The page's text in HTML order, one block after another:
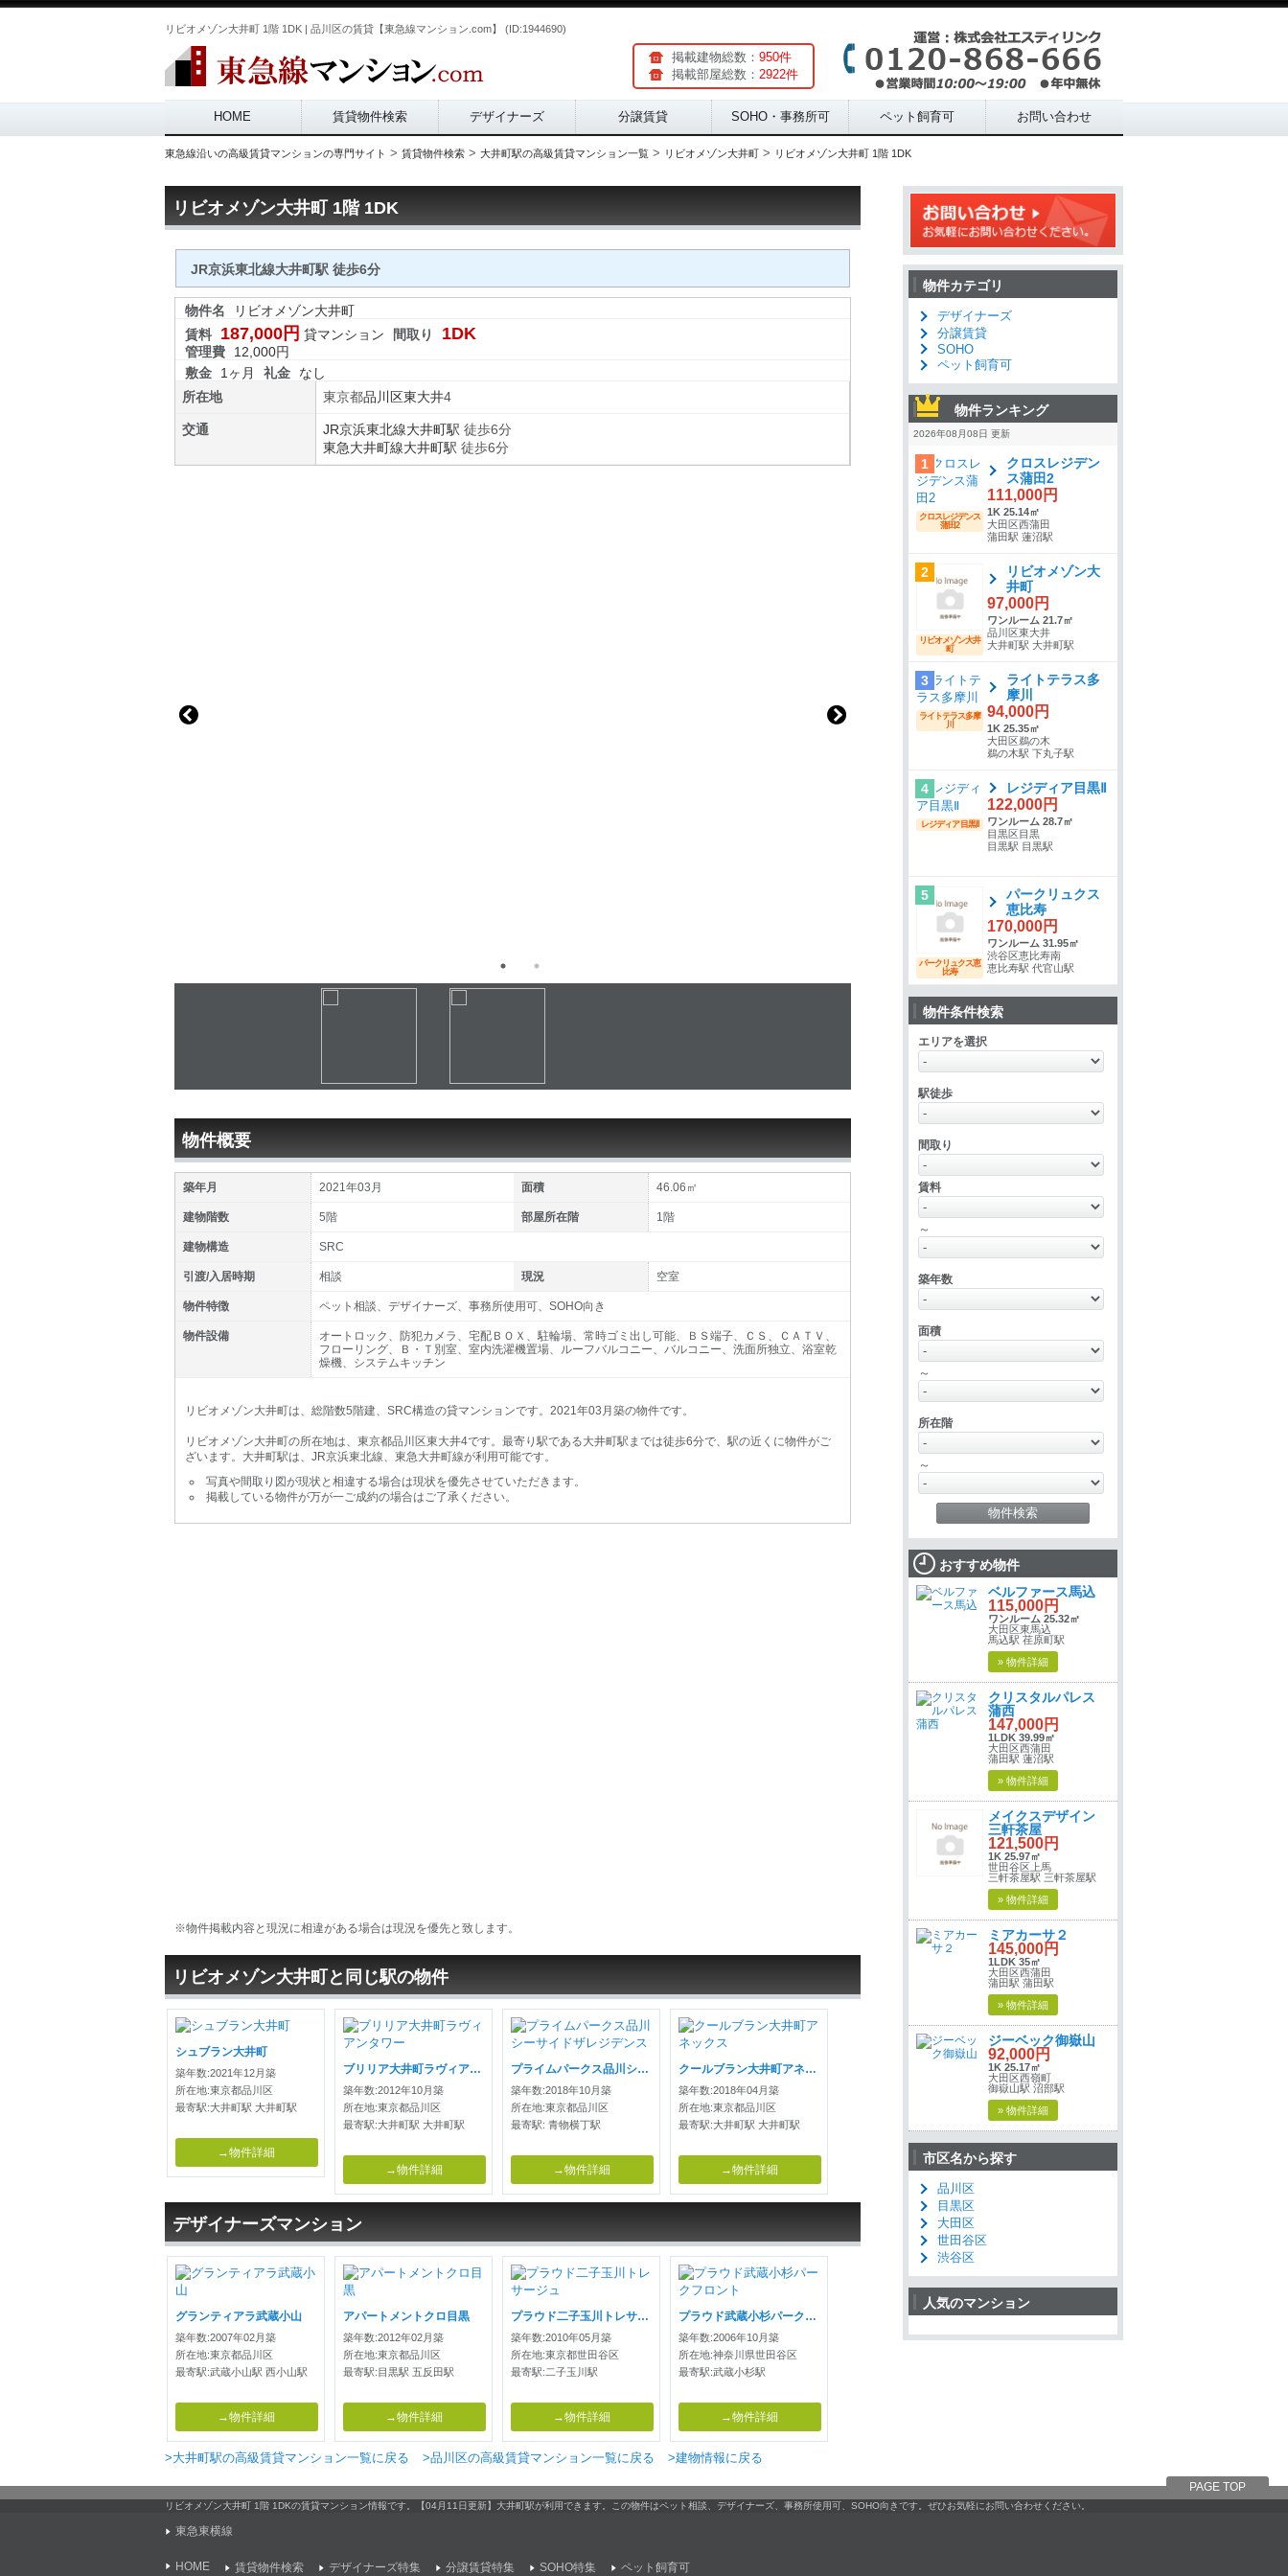
リビオメゾン大井町 1階 1DK | 品川区の賃貸【東急線マンション.com】 (ID:1944690)
掲載建物総数： 950件
掲載部屋総数： 2922件
Main menu
HOME 賃貸物件検索 デザイナーズ 分譲賃貸 SOHO・事務所可 ペット飼育可 お問い合わせ
東急線沿いの高級賃貸マンションの専門サイト > 賃貸物件検索 > 大井町駅の高級賃貸マンション一覧 > リビオメゾン大井町 > リビオメゾン大井町 1階 1DK
リビオメゾン大井町 1階 1DK
JR京浜東北線大井町駅 徒歩6分
物件名
リビオメゾン大井町
賃料
187,000円 貸マンション 間取り 1DK
管理費
12,000円
敷金
1ヶ月 礼金
なし
所在地
東京都品川区東大井4
交通 JR京浜東北線大井町駅 徒歩6分
東急大井町線大井町駅 徒歩6分
物件概要
築年月 2021年03月 面積 46.06㎡
建物階数 5階 部屋所在階 1階
建物構造 SRC
引渡/入居時期 相談 現況 空室
物件特徴 ペット相談、デザイナーズ、事務所使用可、SOHO向き
物件設備
オートロック、防犯カメラ、宅配ＢＯＸ、駐輪場、常時ゴミ出し可能、ＢＳ端子、ＣＳ、ＣＡＴＶ、
フローリング、Ｂ・Ｔ別室、室内洗濯機置場、ルーフバルコニー、バルコニー、洗面所独立、浴室乾
燥機、システムキッチン
リビオメゾン大井町は、総階数5階建、SRC構造の貸マンションです。2021年03月築の物件です。
リビオメゾン大井町の所在地は、東京都品川区東大井4です。最寄り駅である大井町駅までは徒歩6分で、駅の近くに物件がご
ざいます。大井町駅は、JR京浜東北線、東急大井町線が利用可能です。
写真や間取り図が現状と相違する場合は現状を優先させていただきます。
掲載している物件が万が一ご成約の場合はご了承ください。
※物件掲載内容と現況に相違がある場合は現況を優先と致します。
リビオメゾン大井町と同じ駅の物件
シュブラン大井町
築年数:2021年12月築
所在地:東京都品川区
最寄駅:大井町駅 大井町駅
→物件詳細
ブリリア大井町ラヴィアンタワー
築年数:2012年10月築
所在地:東京都品川区
最寄駅:大井町駅 大井町駅
→物件詳細
プライムパークス品川シーサイドザレジデンス
築年数:2018年10月築
所在地:東京都品川区
最寄駅: 青物横丁駅
→物件詳細
クールブラン大井町アネックス
築年数:2018年04月築
所在地:東京都品川区
最寄駅:大井町駅 大井町駅
→物件詳細
デザイナーズマンション
グランティアラ武蔵小山
築年数:2007年02月築
所在地:東京都品川区
最寄駅:武蔵小山駅 西小山駅
→物件詳細
アパートメントクロ目黒
築年数:2012年02月築
所在地:東京都品川区
最寄駅:目黒駅 五反田駅
→物件詳細
プラウド二子玉川トレサージュ
築年数:2010年05月築
所在地:東京都世田谷区
最寄駅:二子玉川駅
→物件詳細
プラウド武蔵小杉パークフロント
築年数:2006年10月築
所在地:神奈川県世田谷区
最寄駅:武蔵小杉駅
→物件詳細
>大井町駅の高級賃貸マンション一覧に戻る >品川区の高級賃貸マンション一覧に戻る >建物情報に戻る
物件カテゴリ
デザイナーズ
分譲賃貸
SOHO
ペット飼育可
物件ランキング
2026年08月08日 更新
1
クロスレジデンス
蒲田2
クロスレジデン
ス蒲田2
111,000円
1K 25.14㎡
大田区西蒲田
蒲田駅 蓮沼駅
2
リビオメゾン大井
町
リビオメゾン大
井町
97,000円
ワンルーム 21.7㎡
品川区東大井
大井町駅 大井町駅
3
ライトテラス多摩
ライトテラス多
摩川
94,000円
1K 25.35㎡
大田区鵜の木
鵜の木駅 下丸子駅
4
レジディア目黒Ⅱ
レジディア目黒Ⅱ
122,000円
ワンルーム 28.7㎡
目黒区目黒
目黒駅 目黒駅
5
パークリュクス恵
比寿
パークリュクス
恵比寿
170,000円
ワンルーム 31.95㎡
渋谷区恵比寿南
恵比寿駅 代官山駅
物件条件検索
エリアを選択
駅徒歩
間取り
賃料
～
築年数
面積
～
所在階
～
おすすめ物件
ベルファース馬込
115,000円
ワンルーム 25.32㎡
大田区東馬込
馬込駅 荏原町駅
» 物件詳細
クリスタルパレス
蒲西
147,000円
1LDK 39.99㎡
大田区西蒲田
蒲田駅 蓮沼駅
» 物件詳細
メイクスデザイン
三軒茶屋
121,500円
1K 25.97㎡
世田谷区上馬
三軒茶屋駅 三軒茶屋駅
» 物件詳細
ミアカーサ２
145,000円
1LDK 35㎡
大田区西蒲田
蒲田駅 蒲田駅
» 物件詳細
ジーベック御嶽山
92,000円
1K 25.17㎡
大田区西嶺町
御嶽山駅 沼部駅
» 物件詳細
市区名から探す
品川区
目黒区
大田区
世田谷区
渋谷区
人気のマンション
PAGE TOP
リビオメゾン大井町 1階 1DKの賃貸マンション情報です。【04月11日更新】大井町駅が利用できます。この物件はペット相談、デザイナーズ、事務所使用可、SOHO向きです。ぜひお気軽にお問い合わせください。
東急東横線
HOME 賃貸物件検索 デザイナーズ特集 分譲賃貸特集 SOHO特集 ペット飼育可